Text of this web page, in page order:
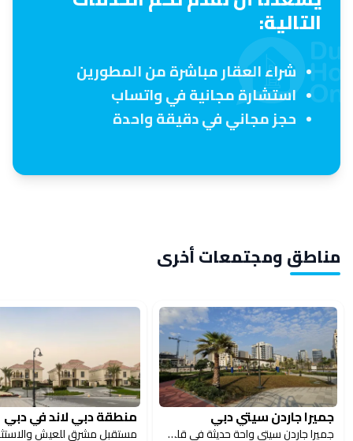
التالية:
شراء العقار مباشرة من المطورين
استشارة مجانية في واتساب
حجز مجاني في دقيقة واحدة
مناطق ومجتمعات أخرى
جميرا جاردن سيتي دبي
جميرا جاردن سيتي واحة حديثة في قلب دبي
منطقة دبي لاند في دبي